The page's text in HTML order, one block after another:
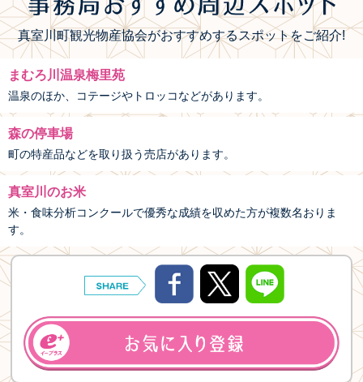
真室川町観光物産協会がおすすめするスポットをご紹介!
まむろ川温泉梅里苑
温泉のほか、コテージやトロッコなどがあります。
森の停車場
町の特産品などを取り扱う売店があります。
真室川のお米
米・食味分析コンクールで優秀な成績を収めた方が複数名おりま
す。